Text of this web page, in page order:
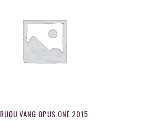
RƯỢU VANG OPUS ONE 2015